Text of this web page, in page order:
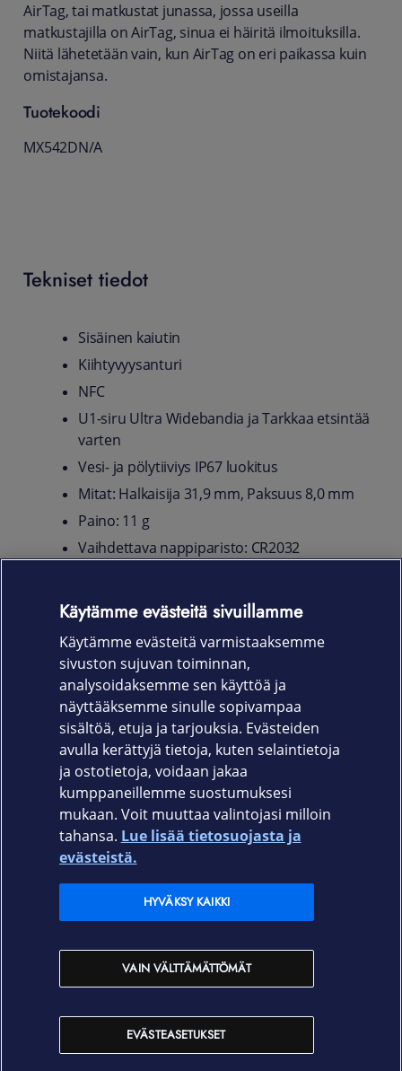
AirTag, tai matkustat junassa, jossa useilla
matkustajilla on AirTag, sinua ei häiritä ilmoituksilla.
Niitä lähetetään vain, kun AirTag on eri paikassa kuin
omistajansa.
Tuotekoodi
MX542DN/A
Tekniset tiedot
Sisäinen kaiutin
Kiihtyvyys­­­anturi
NFC
U1-siru Ultra Widebandia ja Tarkkaa etsintää
varten
Vesi‑ ja pölytiiviys IP67 luokitus
Mitat: Halkaisija 31,9 mm, Paksuus 8,0 mm
Paino: 11 g
Vaihdettava nappiparisto: CR2032
Järjestelmävaatimukset ja yhteensopivuus:
iPhone ja iPod touch mallit, joissa on iOS 14.5
tai uudempi - iPad-mallit, joissa on iPadOS
14.5 tai uudempi
Valmistajan takuu 12 kk
Elisa.fi
Elisan myymälät
Käytämme evästeitä sivuillamme
Käytämme evästeitä varmistaaksemme
sivuston sujuvan toiminnan,
analysoidaksemme sen käyttöä ja
näyttääksemme sinulle sopivampaa
sisältöä, etuja ja tarjouksia. Evästeiden
avulla kerättyjä tietoja, kuten selaintietoja
ja ostotietoja, voidaan jakaa
kumppaneillemme suostumuksesi
mukaan. Voit muuttaa valintojasi milloin
tahansa. Lue lisää tietosuojasta ja
evästeistä.
EVÄSTEASETUKSET
VAIN VÄLTTÄMÄTTÖMÄT
HYVÄKSY KAIKKI